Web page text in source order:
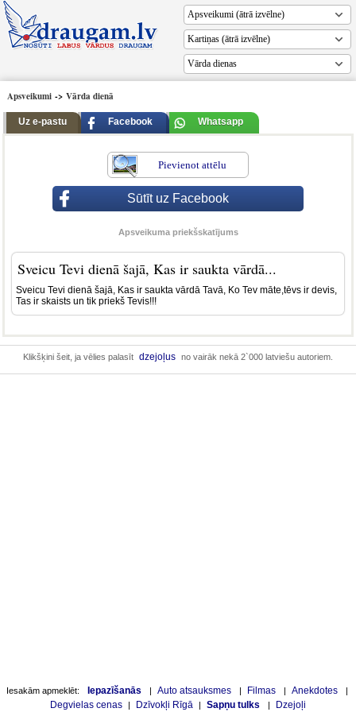
Vārda dienas
Apsveikumi -> Vārda dienā
Uz e-pastu Facebook Whatsapp
Pievienot attēlu
Sūtīt uz Facebook
Apsveikuma priekšskatījums
Sveicu Tevi dienā šajā, Kas ir saukta vārdā...
Sveicu Tevi dienā šajā, Kas ir saukta vārdā Tavā, Ko Tev māte,tēvs ir devis,
Tas ir skaists un tik priekš Tevis!!!
Klikšķini šeit, ja vēlies palasīt dzejoļus no vairāk nekā 2`000 latviešu autoriem.
Iesakām apmeklēt: Iepazīšanās | Auto atsauksmes | Filmas | Anekdotes |
Degvielas cenas | Dzīvokļi Rīgā | Sapņu tulks | Dzejoļi